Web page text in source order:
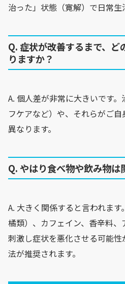
治った」状態（寛解）で日常生
Q. 症状が改善するまで、
りますか？
A. 個人差が非常に大きいです
フケアなど）や、それらがご
異なります。
Q. やはり食べ物や飲み物は
A. 大きく関係すると言われま
橘類）、カフェイン、香辛料
刺激し症状を悪化させる可能
法が推奨されます。